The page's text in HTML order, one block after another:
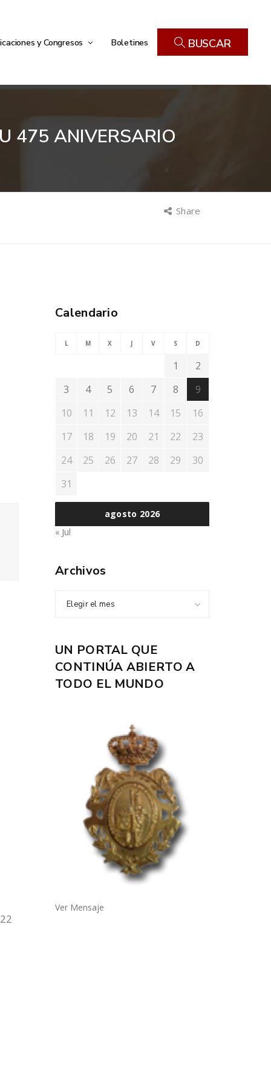
y Congresos Boletines BUSCAR
475 ANIVERSARIO
Share
Calendario
agosto 2026
L M X J V S D
1
2
3
4 5 6 7 8
9
10
11 12 13 14 15
16
17
18 19 20 21 22
23
24
25 26 27 28 29
30
31
« Jul
Archivos
Elegir el mes
UN PORTAL QUE
CONTINÚA ABIERTO A
TODO EL MUNDO
Ver Mensaje